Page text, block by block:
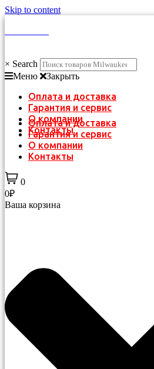
Skip to content
× Search
Меню
Закрыть
Оплата и доставка
Гарантия и сервис
О компании
Контакты
Оплата и доставка
Гарантия и сервис
О компании
Контакты
0
0₽
Ваша корзина